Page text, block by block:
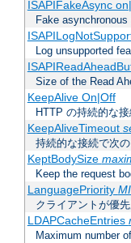
ISAPIFakeAsync
Fake
Log unsupported
Size of the Read
KeepAlive On|Off
HTTP の持続的な
KeepAliveTimeout
持続的な接続で次
KeptBodySize
Keep the request
LanguagePriority
クライアントが優
LDAPCacheEntries
Maximum number